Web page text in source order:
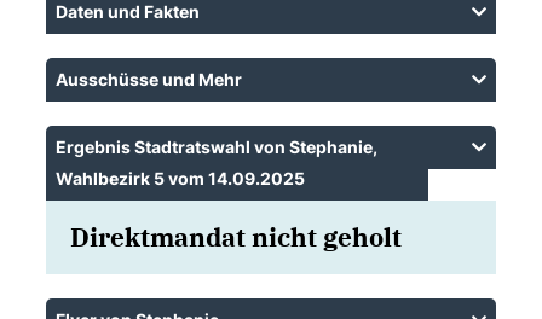
Daten und Fakten
Ausschüsse und Mehr
Ergebnis Stadtratswahl von Stephanie,
Wahlbezirk 5 vom 14.09.2025
Direktmandat nicht geholt